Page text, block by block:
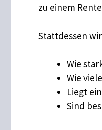
zu einem
Stattdessen
Wie
Wie
Liegt
Sind